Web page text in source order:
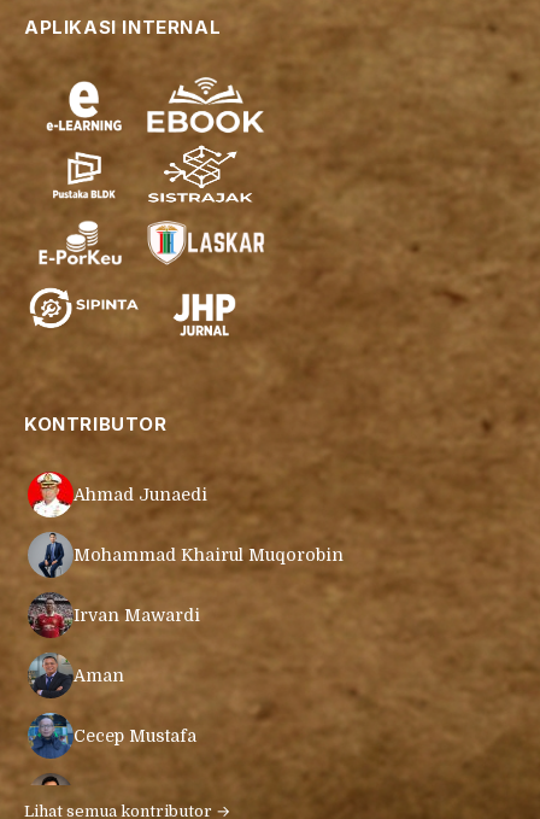
APLIKASI INTERNAL
KONTRIBUTOR
Ahmad Junaedi
Mohammad Khairul Muqorobin
Irvan Mawardi
Aman
Cecep Mustafa
Lihat semua kontributor →